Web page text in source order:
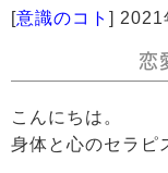
[意識のコト ] 2021
恋
こんにちは。
身体と心のセラピ